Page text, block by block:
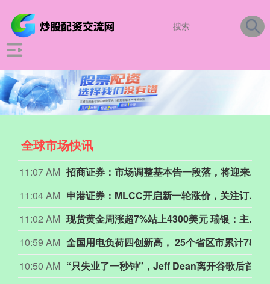
全球市场快讯
11:07 AM 招商证券：市场调整基本告一段落，将迎来蓄势上攻
11:04 AM
申港证券：MLCC开启新一轮涨价，关注订单溢出和国产替代
11:02 AM
现货黄金周涨超7%站上4300美元 瑞银：主要源于霍尔木兹海峡重开预期提振
10:59 AM
10:50 AM